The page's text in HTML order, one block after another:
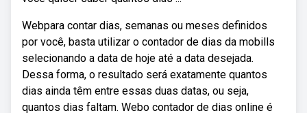
Webpara contar dias, semanas ou meses definidos
por você, basta utilizar o contador de dias da mobills
selecionando a data de hoje até a data desejada.
Dessa forma, o resultado será exatamente quantos
dias ainda têm entre essas duas datas, ou seja,
quantos dias faltam. Webo contador de dias online é